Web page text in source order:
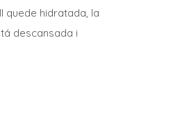
quede hidratada, la
descansada i